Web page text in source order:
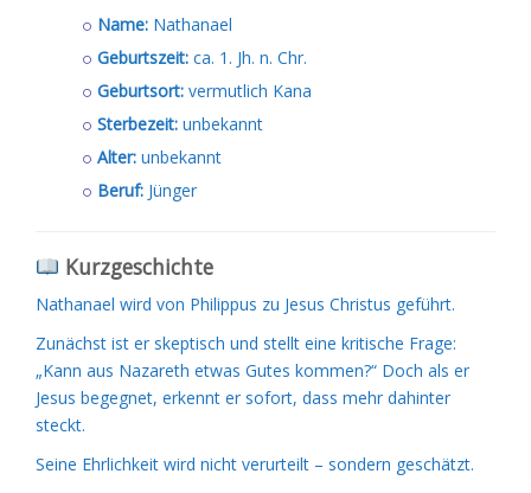
Name: Nathanael
Geburtszeit: ca. 1. Jh. n. Chr.
Geburtsort: vermutlich Kana
Sterbezeit: unbekannt
Alter: unbekannt
Beruf: Jünger
Kurzgeschichte
Nathanael wird von Philippus zu Jesus Christus geführt.
Zunächst ist er skeptisch und stellt eine kritische Frage:
„Kann aus Nazareth etwas Gutes kommen?“ Doch als er
Jesus begegnet, erkennt er sofort, dass mehr dahinter
steckt.
Seine Ehrlichkeit wird nicht verurteilt – sondern geschätzt.